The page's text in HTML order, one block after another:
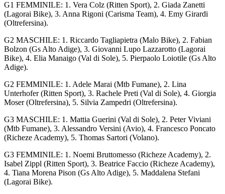
G1 FEMMINILE: 1. Vera Colz (Ritten Sport), 2. Giada Zanetti
(Lagorai Bike), 3. Anna Rigoni (Carisma Team), 4. Emy Girardi
(Oltrefersina).
G2 MASCHILE: 1. Riccardo Tagliapietra (Malo Bike), 2. Fabian
Bolzon (Gs Alto Adige), 3. Giovanni Lupo Lazzarotto (Lagorai
Bike), 4. Elia Manaigo (Val di Sole), 5. Pierpaolo Loiotile (Gs Alto
Adige).
G2 FEMMINILE: 1. Adele Marai (Mtb Fumane), 2. Lina
Unterhofer (Ritten Sport), 3. Rachele Preti (Val di Sole), 4. Giorgia
Moser (Oltrefersina), 5. Silvia Zampedri (Oltrefersina).
G3 MASCHILE: 1. Mattia Guerini (Val di Sole), 2. Peter Viviani
(Mtb Fumane), 3. Alessandro Versini (Avio), 4. Francesco Poncato
(Richeze Academy), 5. Thomas Sartori (Volano).
G3 FEMMINILE: 1. Noemi Bruttomesso (Richeze Academy), 2.
Isabel Zippl (Ritten Sport), 3. Beatrice Faccio (Richeze Academy),
4. Tiana Morena Pison (Gs Alto Adige), 5. Maddalena Stefani
(Lagorai Bike).